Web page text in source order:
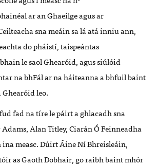
éal ar an Ghaeilge agus ar
sna meáin sa láatá inniu ann,
do pháistí, taispeántas
le saolGhearóid, agus siúlóid
na bhFál ar na háiteanna a bhfuil baint
Ghearóid leo.
fud fad na tíre lepáirt a ghlacadh sna
Alan Titley, CiaránÓFeinneadha
ina measc. DúirtÁine NíBhreisleáin,
óir as Gaoth Dobhair, go raibhbaint mhór